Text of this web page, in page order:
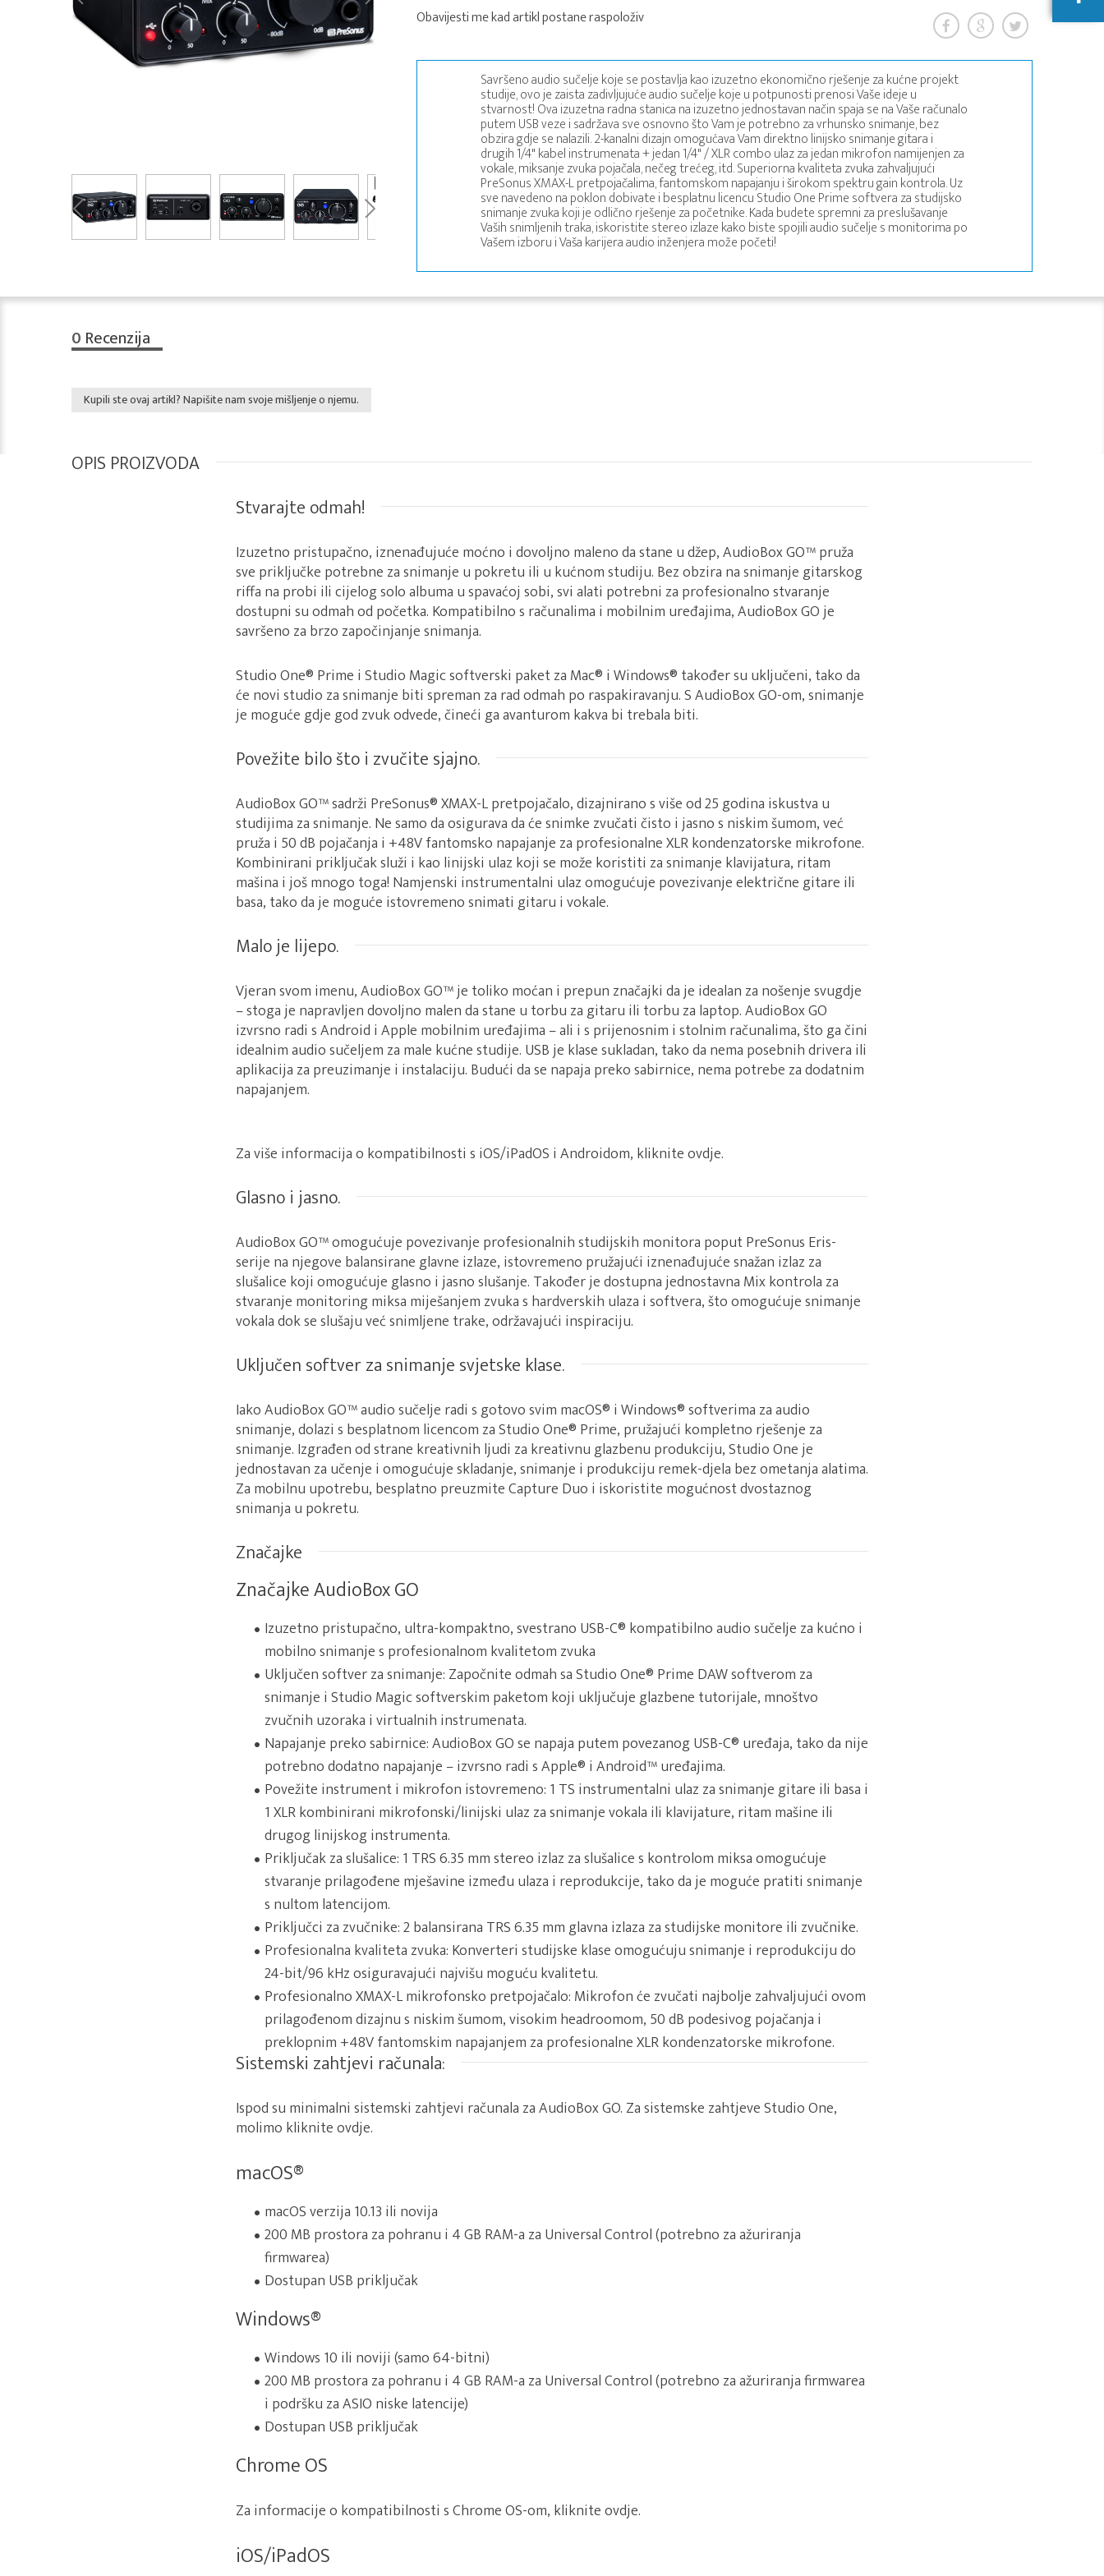
Obavijesti me kad artikl postane raspoloživ
Savršeno audio sučelje koje se postavlja kao izuzetno ekonomično rješenje za kućne projekt
studije, ovo je zaista zadivljujuće audio sučelje koje u potpunosti prenosi Vaše ideje u
stvarnost! Ova izuzetna radna stanica na izuzetno jednostavan način spaja se na Vaše računalo
putem USB veze i sadržava sve osnovno što Vam je potrebno za vrhunsko snimanje, bez
obzira gdje se nalazili. 2-kanalni dizajn omogućava Vam direktno linijsko snimanje gitara i
drugih 1/4" kabel instrumenata + jedan 1/4" / XLR combo ulaz za jedan mikrofon namijenjen za
vokale, miksanje zvuka pojačala, nečeg trećeg, itd. Superiorna kvaliteta zvuka zahvaljujući
PreSonus XMAX-L pretpojačalima, fantomskom napajanju i širokom spektru gain kontrola. Uz
sve navedeno na poklon dobivate i besplatnu licencu Studio One Prime softvera za studijsko
snimanje zvuka koji je odlično rješenje za početnike. Kada budete spremni za preslušavanje
Vaših snimljenih traka, iskoristite stereo izlaze kako biste spojili audio sučelje s monitorima po
Vašem izboru i Vaša karijera audio inženjera može početi!
0 Recenzija
Kupili ste ovaj artikl? Napišite nam svoje mišljenje o njemu.
OPIS PROIZVODA
Stvarajte odmah!
Izuzetno pristupačno, iznenađujuće moćno i dovoljno maleno da stane u džep, AudioBox GO™ pruža
sve priključke potrebne za snimanje u pokretu ili u kućnom studiju. Bez obzira na snimanje gitarskog
riffa na probi ili cijelog solo albuma u spavaćoj sobi, svi alati potrebni za profesionalno stvaranje
dostupni su odmah od početka. Kompatibilno s računalima i mobilnim uređajima, AudioBox GO je
savršeno za brzo započinjanje snimanja.
Studio One® Prime i Studio Magic softverski paket za Mac® i Windows® također su uključeni, tako da
će novi studio za snimanje biti spreman za rad odmah po raspakiravanju. S AudioBox GO-om, snimanje
je moguće gdje god zvuk odvede, čineći ga avanturom kakva bi trebala biti.
Povežite bilo što i zvučite sjajno.
AudioBox GO™ sadrži PreSonus® XMAX-L pretpojačalo, dizajnirano s više od 25 godina iskustva u
studijima za snimanje. Ne samo da osigurava da će snimke zvučati čisto i jasno s niskim šumom, već
pruža i 50 dB pojačanja i +48V fantomsko napajanje za profesionalne XLR kondenzatorske mikrofone.
Kombinirani priključak služi i kao linijski ulaz koji se može koristiti za snimanje klavijatura, ritam
mašina i još mnogo toga! Namjenski instrumentalni ulaz omogućuje povezivanje električne gitare ili
basa, tako da je moguće istovremeno snimati gitaru i vokale.
Malo je lijepo.
Vjeran svom imenu, AudioBox GO™ je toliko moćan i prepun značajki da je idealan za nošenje svugdje
– stoga je napravljen dovoljno malen da stane u torbu za gitaru ili torbu za laptop. AudioBox GO
izvrsno radi s Android i Apple mobilnim uređajima – ali i s prijenosnim i stolnim računalima, što ga čini
idealnim audio sučeljem za male kućne studije. USB je klase sukladan, tako da nema posebnih drivera ili
aplikacija za preuzimanje i instalaciju. Budući da se napaja preko sabirnice, nema potrebe za dodatnim
napajanjem.
Za više informacija o kompatibilnosti s iOS/iPadOS i Androidom, kliknite ovdje.
Glasno i jasno.
AudioBox GO™ omogućuje povezivanje profesionalnih studijskih monitora poput PreSonus Eris-
serije na njegove balansirane glavne izlaze, istovremeno pružajući iznenađujuće snažan izlaz za
slušalice koji omogućuje glasno i jasno slušanje. Također je dostupna jednostavna Mix kontrola za
stvaranje monitoring miksa miješanjem zvuka s hardverskih ulaza i softvera, što omogućuje snimanje
vokala dok se slušaju već snimljene trake, održavajući inspiraciju.
Uključen softver za snimanje svjetske klase.
Iako AudioBox GO™ audio sučelje radi s gotovo svim macOS® i Windows® softverima za audio
snimanje, dolazi s besplatnom licencom za Studio One® Prime, pružajući kompletno rješenje za
snimanje. Izgrađen od strane kreativnih ljudi za kreativnu glazbenu produkciju, Studio One je
jednostavan za učenje i omogućuje skladanje, snimanje i produkciju remek-djela bez ometanja alatima.
Za mobilnu upotrebu, besplatno preuzmite Capture Duo i iskoristite mogućnost dvostaznog
snimanja u pokretu.
Značajke
Značajke AudioBox GO
Izuzetno pristupačno, ultra-kompaktno, svestrano USB-C® kompatibilno audio sučelje za kućno i
mobilno snimanje s profesionalnom kvalitetom zvuka
Uključen softver za snimanje: Započnite odmah sa Studio One® Prime DAW softverom za
snimanje i Studio Magic softverskim paketom koji uključuje glazbene tutorijale, mnoštvo
zvučnih uzoraka i virtualnih instrumenata.
Napajanje preko sabirnice: AudioBox GO se napaja putem povezanog USB-C® uređaja, tako da nije
potrebno dodatno napajanje – izvrsno radi s Apple® i Android™ uređajima.
Povežite instrument i mikrofon istovremeno: 1 TS instrumentalni ulaz za snimanje gitare ili basa i
1 XLR kombinirani mikrofonski/linijski ulaz za snimanje vokala ili klavijature, ritam mašine ili
drugog linijskog instrumenta.
Priključak za slušalice: 1 TRS 6.35 mm stereo izlaz za slušalice s kontrolom miksa omogućuje
stvaranje prilagođene mješavine između ulaza i reprodukcije, tako da je moguće pratiti snimanje
s nultom latencijom.
Priključci za zvučnike: 2 balansirana TRS 6.35 mm glavna izlaza za studijske monitore ili zvučnike.
Profesionalna kvaliteta zvuka: Konverteri studijske klase omogućuju snimanje i reprodukciju do
24-bit/96 kHz osiguravajući najvišu moguću kvalitetu.
Profesionalno XMAX-L mikrofonsko pretpojačalo: Mikrofon će zvučati najbolje zahvaljujući ovom
prilagođenom dizajnu s niskim šumom, visokim headroomom, 50 dB podesivog pojačanja i
preklopnim +48V fantomskim napajanjem za profesionalne XLR kondenzatorske mikrofone.
Sistemski zahtjevi računala:
Ispod su minimalni sistemski zahtjevi računala za AudioBox GO. Za sistemske zahtjeve Studio One,
molimo kliknite ovdje.
macOS®
macOS verzija 10.13 ili novija
200 MB prostora za pohranu i 4 GB RAM-a za Universal Control (potrebno za ažuriranja
firmwarea)
Dostupan USB priključak
Windows®
Windows 10 ili noviji (samo 64-bitni)
200 MB prostora za pohranu i 4 GB RAM-a za Universal Control (potrebno za ažuriranja firmwarea
i podršku za ASIO niske latencije)
Dostupan USB priključak
Chrome OS
Za informacije o kompatibilnosti s Chrome OS-om, kliknite ovdje.
iOS/iPadOS